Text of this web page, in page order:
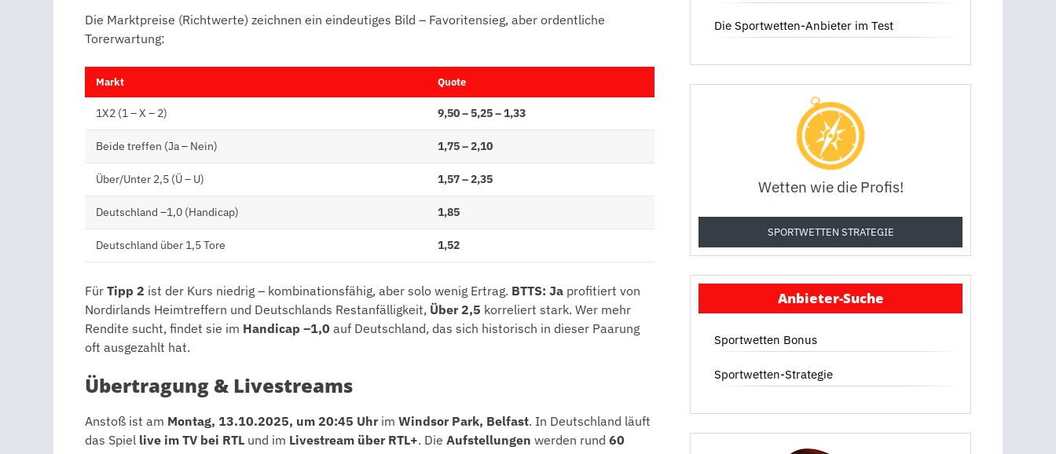
Die Marktpreise (Richtwerte) zeichnen ein eindeutiges Bild – Favoritensieg, aber ordentliche
Torerwartung:
Markt Quote
1X2 (1 – X – 2) 9,50 – 5,25 – 1,33
Beide treffen (Ja – Nein) 1,75 – 2,10
Über/Unter 2,5 (Ü – U) 1,57 – 2,35
Deutschland –1,0 (Handicap) 1,85
Deutschland über 1,5 Tore 1,52
Für Tipp 2 ist der Kurs niedrig – kombinationsfähig, aber solo wenig Ertrag. BTTS: Ja profitiert von
Nordirlands Heimtreffern und Deutschlands Restanfälligkeit, Über 2,5 korreliert stark. Wer mehr
Rendite sucht, findet sie im Handicap –1,0 auf Deutschland, das sich historisch in dieser Paarung
oft ausgezahlt hat.
Übertragung & Livestreams
Anstoß ist am Montag, 13.10.2025, um 20:45 Uhr im Windsor Park, Belfast. In Deutschland läuft
das Spiel live im TV bei RTL und im Livestream über RTL+. Die Aufstellungen werden rund 60
Die Sportwetten-Anbieter im Test
Wetten wie die Profis!
SPORTWETTEN STRATEGIE
Anbieter-Suche
Sportwetten Bonus
Sportwetten-Strategie